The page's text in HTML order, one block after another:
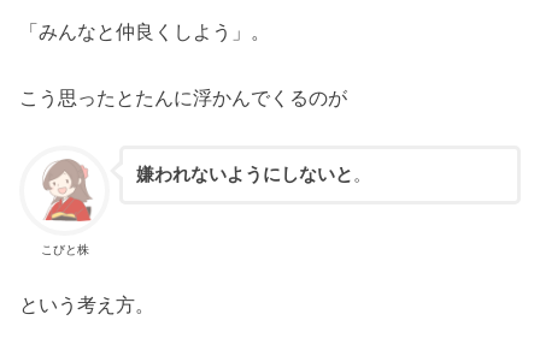
「みんなと仲良くしよう」。
こう思ったとたんに浮かんでくるのが
こびと株
嫌われないようにしないと。
という考え方。